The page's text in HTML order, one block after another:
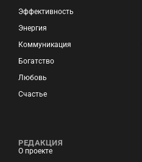
Эффективность
Энергия
Коммуникация
Богатство
Любовь
Счастье
РЕДАКЦИЯ
О проекте